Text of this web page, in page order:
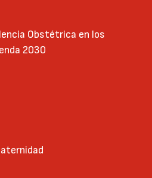
Obstétrica en los
2030